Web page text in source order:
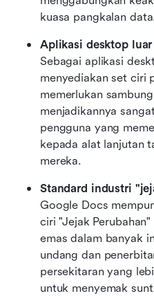
kuasa pangkalan
Aplikasi desktop
Sebagai aplikasi
menyediakan set ciri
memerlukan
menjadikannya
pengguna yang
kepada alat lanjutan
mereka.
Standard industri
Google Docs
ciri "Jejak
emas dalam banyak
undang dan
persekitaran yang
untuk menyemak